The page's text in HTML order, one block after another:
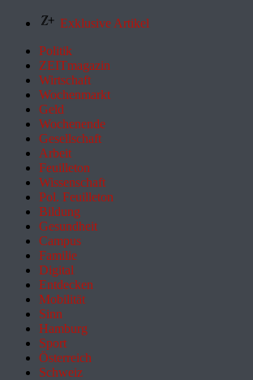
Exklusive Artikel
Politik
ZEITmagazin
Wirtschaft
Wochenmarkt
Geld
Wochenende
Gesellschaft
Arbeit
Feuilleton
Wissenschaft
Pol. Feuilleton
Bildung
Gesundheit
Campus
Familie
Digital
Entdecken
Mobilität
Sinn
Hamburg
Sport
Österreich
Schweiz